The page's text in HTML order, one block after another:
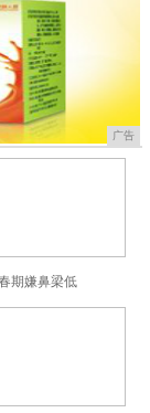
广告
期嫌鼻梁低